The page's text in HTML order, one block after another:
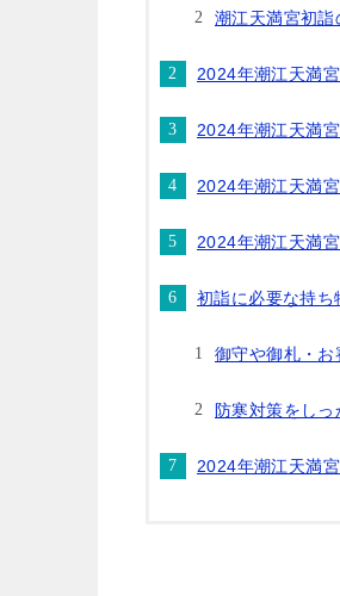
潮江天満宮初
2024年潮江天満
2024年潮江天満
2024年潮江天満
2024年潮江天満
初詣に必要な持ち
御守や御札・お
防寒対策をしっ
2024年潮江天満